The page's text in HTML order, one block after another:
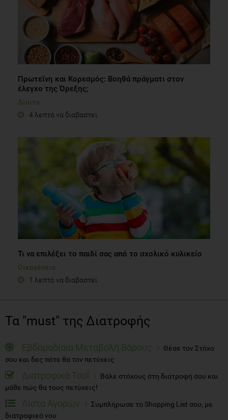
Πρωτεΐνη και Κορεσμός: Βοηθά πράγματι στον
έλεγχο της Όρεξης;
Δίαιτα
4 λεπτά να διαβαστεί
Τι να επιλέξει το παιδί σας από το σχολικό κυλικείο
Οικογένεια
1 λεπτό να διαβαστεί
Τα "must" της Διατροφής
Εβδομαδίαια Μεταβολή Βάρους
Θέσε τον Στόχο
σου και δες πότε θα τον πετύχεις
Διατροφικό Tool
Βάλε στόχους στη διατροφή σου και
μάθε πώς θα τους πετύχεις!
Λίστα Αγορών
Συμπλήρωσε το Shopping List σου, με
διατροφικό νου